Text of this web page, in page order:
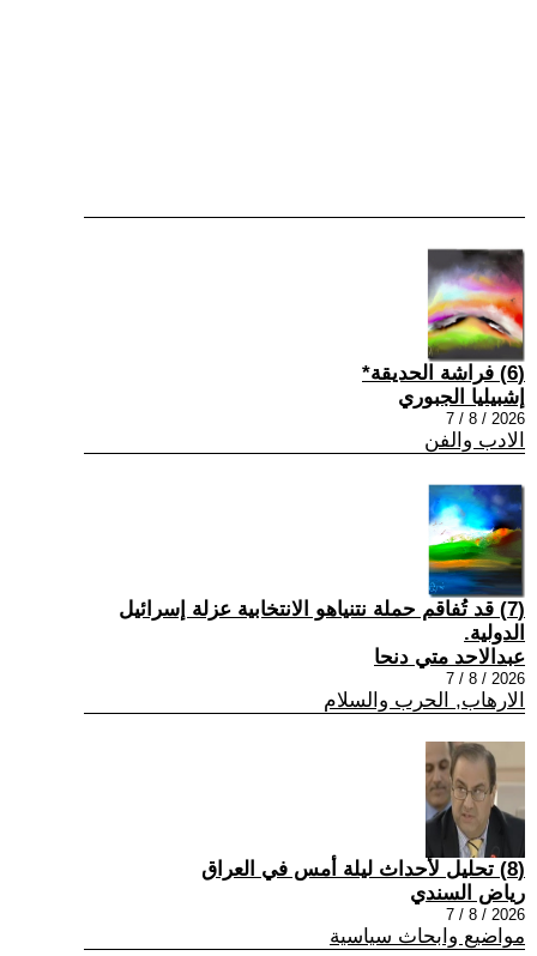
(6) فراشة الحديقة*
إشبيليا الجبوري
2026 / 8 / 7
الادب والفن
(7) قد تُفاقم حملة نتنياهو الانتخابية عزلة إسرائيل
الدولية.
عبدالاحد متي دنحا
2026 / 8 / 7
الارهاب, الحرب والسلام
(8) تحليل لأحداث ليلة أمس في العراق
رياض السندي
2026 / 8 / 7
مواضيع وابحاث سياسية